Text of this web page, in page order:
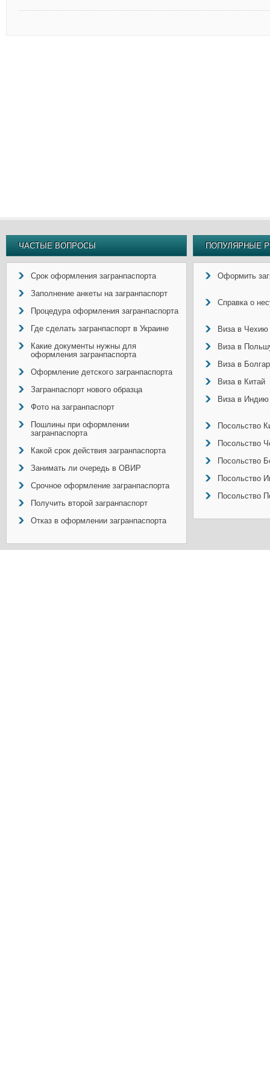
ЧАСТЫЕ ВОПРОСЫ
Срок оформления загранпаспорта
Заполнение анкеты на загранпаспорт
Процедура оформления загранпаспорта
Где сделать загранпаспорт в Украине
Какие документы нужны для
оформления загранпаспорта
Оформление детского загранпаспорта
Загранпаспорт нового образца
Фото на загранпаспорт
Пошлины при оформлении
загранпаспорта
Какой срок действия загранпаспорта
Занимать ли очередь в ОВИР
Срочное оформление загранпаспорта
Получить второй загранпаспорт
Отказ в оформлении загранпаспорта
ПОПУЛЯРНЫЕ
Оформить
Справка о
Виза в Чехию
Виза в
Виза в
Виза в Китай
Виза в Индию
Посольство
Посольство
Посольство
Посольство
Посольство